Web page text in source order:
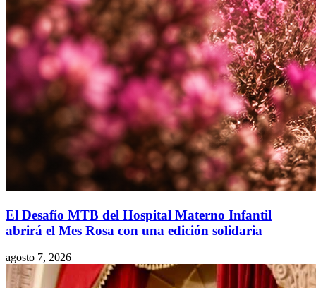
El Desafío MTB del Hospital Materno Infantil
abrirá el Mes Rosa con una edición solidaria
agosto 7, 2026